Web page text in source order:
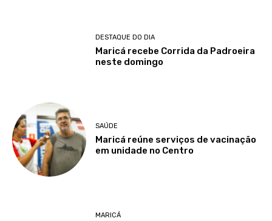
DESTAQUE DO DIA
Maricá recebe Corrida da Padroeira
neste domingo
SAÚDE
Maricá reúne serviços de vacinação
em unidade no Centro
MARICÁ